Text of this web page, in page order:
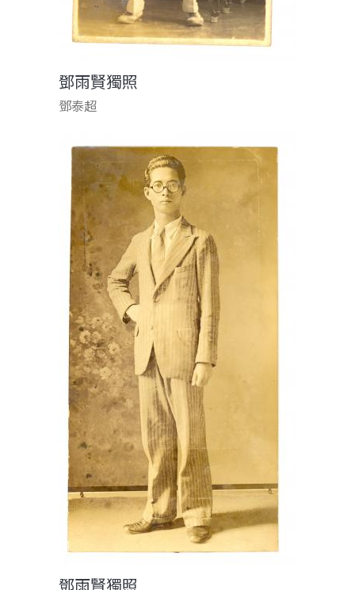
鄧雨賢獨照
鄧泰超
鄧雨賢獨照